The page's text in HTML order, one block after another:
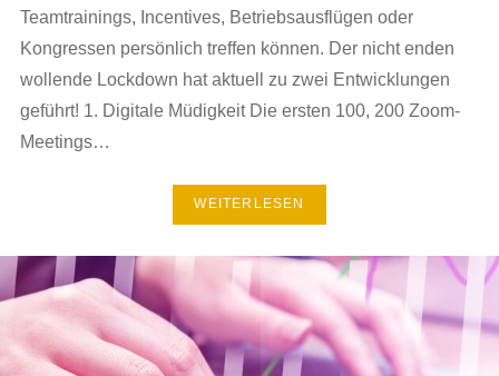
Teamtrainings, Incentives, Betriebsausflügen oder
Kongressen persönlich treffen können. Der nicht enden
wollende Lockdown hat aktuell zu zwei Entwicklungen
geführt! 1. Digitale Müdigkeit Die ersten 100, 200 Zoom-
Meetings…
WEITERLESEN